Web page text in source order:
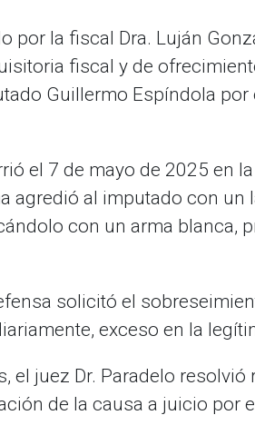
por la fiscal Dra. Luján
fiscal y de
Guillermo Espíndola
el 7 de mayo de 2025 en
agredió al imputado con un
con un arma blanca,
solicitó el
exceso en la
el juez Dr. Paradelo
de la causa a juicio por